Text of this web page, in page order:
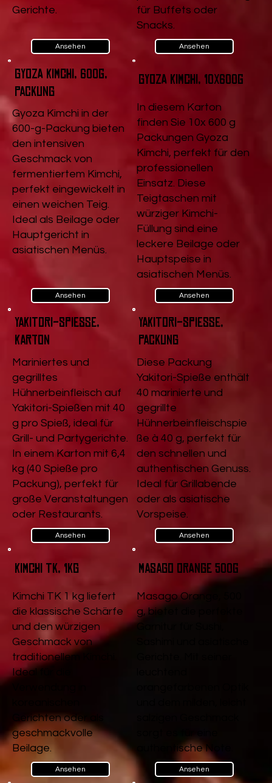
Gerichte.
Ansehen
für Buffets oder
Snacks.
Ansehen
Gyoza Kimchi, 600g,
Packung
Gyoza Kimchi in der
600-g-Packung bieten
den intensiven
Geschmack von
fermentiertem Kimchi,
perfekt eingewickelt in
einen weichen Teig.
Ideal als Beilage oder
Hauptgericht in
asiatischen Menüs.
Ansehen
Gyoza Kimchi, 10x600g
In diesem Karton
finden Sie 10x 600 g
Packungen Gyoza
Kimchi, perfekt für den
professionellen
Einsatz. Diese
Teigtaschen mit
würziger Kimchi-
Füllung sind eine
leckere Beilage oder
Hauptspeise in
asiatischen Menüs.
Ansehen
Yakitori-Spieße,
Karton
Mariniertes und
gegrilltes
Hühnerbeinfleisch auf
Yakitori-Spießen mit 40
g pro Spieß, ideal für
Grill- und Partygerichte.
In einem Karton mit 6,4
kg (40 Spieße pro
Packung), perfekt für
große Veranstaltungen
oder Restaurants.
Ansehen
Yakitori-Spieße,
Packung
Diese Packung
Yakitori-Spieße enthält
40 marinierte und
gegrillte
Hühnerbeinfleischspie
ße à 40 g, perfekt für
den schnellen und
authentischen Genuss.
Ideal für Grillabende
oder als asiatische
Vorspeise.
Ansehen
Kimchi TK, 1kg
Kimchi TK 1 kg liefert
die klassische Schärfe
und den würzigen
Geschmack von
traditionellem Kimchi.
Ideal für die
Gerichten oder als
geschmackvolle
Beilage.
Ansehen
Masago Orange 500g
Masago Orange, 500
g, bietet die perfekte
Garnitur für Sushi,
authentische Note.
Ansehen